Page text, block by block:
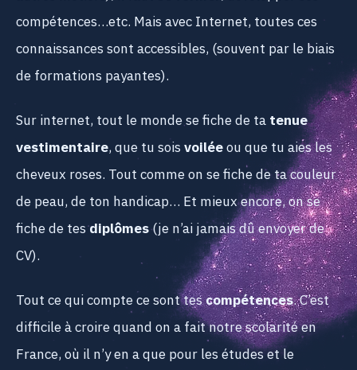
compétences…etc. Mais avec Internet, toutes ces
connaissances sont accessibles, (souvent par le biais
de formations payantes).
Sur internet, tout le monde se fiche de tatenue
vestimentaire, que tu soisvoiléeou que tu aies les
cheveux roses. Tout comme on se fiche de ta couleur
de peau, de ton handicap… Et mieux encore, on se
fiche de tesdiplômes(je n’ai jamais dû envoyer de
CV).
Tout ce qui compte ce sont tescompétences. C’est
difficile à croire quand on a fait notre scolarité en
France, où il n’y en a que pour les études et le